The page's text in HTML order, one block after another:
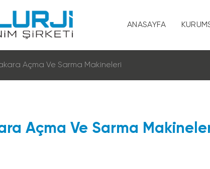
ANASAYFA
Açma Ve Sarma Maki̇neleri̇
Açma Ve Sarma